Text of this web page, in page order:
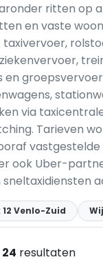
ritten op
en vaste
via
Tarieven
vastgestelde
ook Uber-
12 Venlo-Zuid
24 resultaten